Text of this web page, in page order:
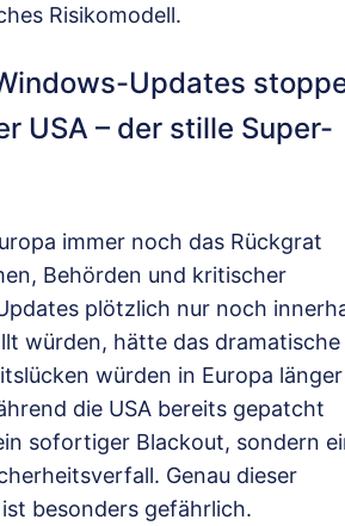
Risikomodell.
Updates
USA – der stille Super-
immer noch das Rückgrat
Behörden und kritischer
plötzlich nur noch
würden, hätte das dramatische
würden in Europa länger
die USA bereits gepatcht
sofortiger Blackout, sondern
Genau dieser
besonders gefährlich.